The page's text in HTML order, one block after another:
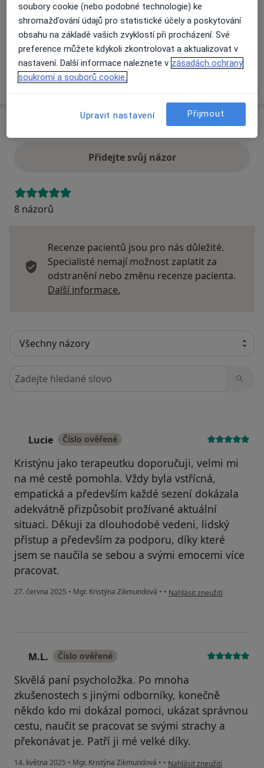
Dostupnost
Na této adrese online kalendář není aktivní
Co mám v takové situaci udělat?
Více
Přidejte svůj názor
8 názorů
Recenze pacientů jsou pro nás důležité.
Specialisté nemají možnost zaplatit za
odstranění nebo změnu recenze pacienta.
Další informace.
Hledejte v názorech
Lucie Číslo ověřené
Kristýnu jako terapeutku doporučuji, velmi mi
na mé cestě pomohla. Vždy byla vstřícná,
empatická a především každé sezení dokázala
adekvátně přizpůsobit prožívané aktuální
situaci. Děkuji za dlouhodobé vedeni, lidský
přístup a především za podporu, díky které
jsem se naučila se sebou a svými emocemi více
pracovat.
27. června 2025 • Mgr. Kristýna Zikmundová • • podle názoru uživatele Lucie
Nahlásit zneužití
M.L. Číslo ověřené
Skvělá paní psycholožka. Po mnoha
zkušenostech s jinými odborníky, konečně
někdo kdo mi dokázal pomoci, ukázat správnou
cestu, naučit se pracovat se svými strachy a
překonávat je. Patří ji mé velké díky.
14. května 2025 • Mgr. Kristýna Zikmundová • • podle názoru uživatele M.L.
Nahlásit zneužití
soubory cookie (nebo podobné technologie) ke
shromažďování údajů pro statistické účely a poskytování
obsahu na základě vašich zvyklostí při procházení. Své
preference můžete kdykoli zkontrolovat a aktualizovat v
nastavení. Další informace naleznete v zásadách ochrany
soukromí a souborů cookie.
Upravit nastavení Přijmout